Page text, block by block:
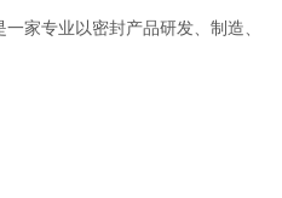
家专业以密封产品研发、制造、